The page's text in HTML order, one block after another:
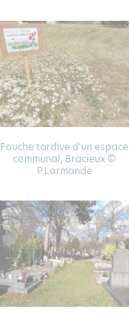
Fauche tardive d'un espace
communal, Bracieux ©
P.Larmande